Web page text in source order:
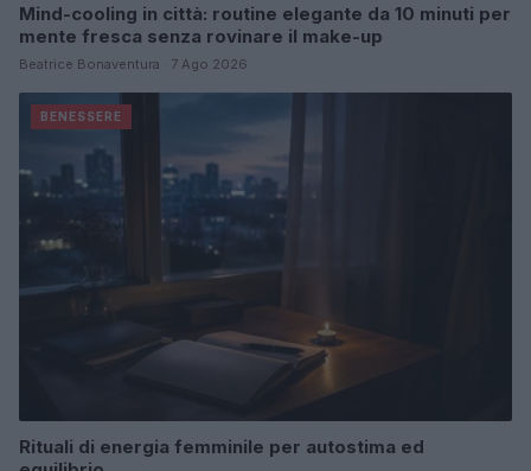
Mind-cooling in città: routine elegante da 10 minuti per
mente fresca senza rovinare il make-up
Beatrice Bonaventura · 7 Ago 2026
BENESSERE
Rituali di energia femminile per autostima ed